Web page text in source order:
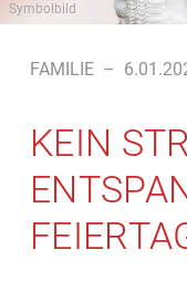
Symbolbild
FAMILIE –
KEIN